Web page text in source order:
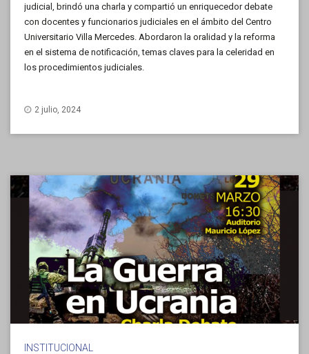
judicial, brindó una charla y compartió un enriquecedor debate
con docentes y funcionarios judiciales en el ámbito del Centro
Universitario Villa Mercedes. Abordaron la oralidad y la reforma
en el sistema de notificación, temas claves para la celeridad en
los procedimientos judiciales.
2 julio, 2024
INSTITUCIONAL